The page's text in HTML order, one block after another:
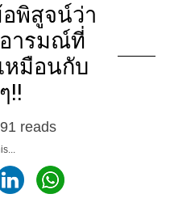
พิสูจน์ว่า
ารมณ์ที่
หมือนกับ
!!
reads